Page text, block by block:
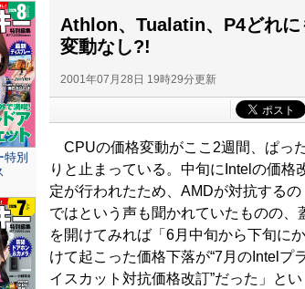
Athlon、Tualatin、P4どれに
変動なし?!
2001年07月28日 19時29分更新
CPUの価格変動がここ2週間、ぱっ
りと止まっている。中旬にIntelの価格
定が行われたため、AMDが対抗するの
ではという声も聞かれていたものの、
を開けてみれば「6月中旬から下旬にか
けて起こった価格下落が“7月のIntelプ
イスカット対抗価格改訂”だった」とい
特別